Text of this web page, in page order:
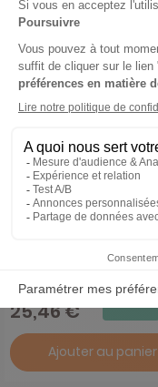
GQ
44 €
25,46 € -42%
Ajouter au panier